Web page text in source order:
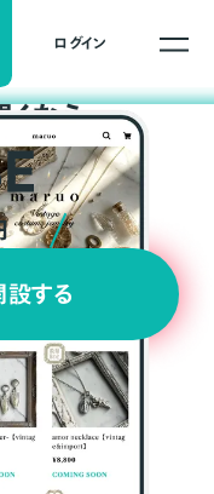
ログイン
なら
設する
理由